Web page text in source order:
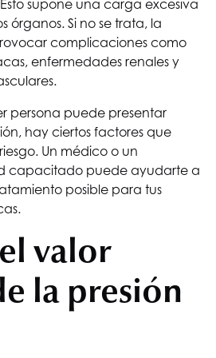
supone una carga excesiva
órganos. Si no se trata, la
complicaciones como
enfermedades renales y
persona puede presentar
hay ciertos factores que
Un médico o un
capacitado puede ayudarte a
posible para tus
valor
la presión